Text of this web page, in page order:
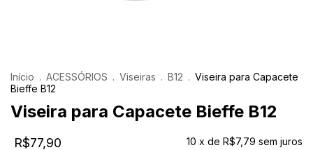
Início . ACESSÓRIOS . Viseiras . B12 . Viseira para Capacete
Bieffe B12
Viseira para Capacete Bieffe B12
R$77,90 10 x de R$7,79 sem juros